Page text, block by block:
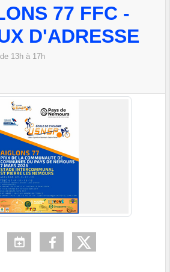
77 FFC -
D'ADRESSE
de 13h à 17h